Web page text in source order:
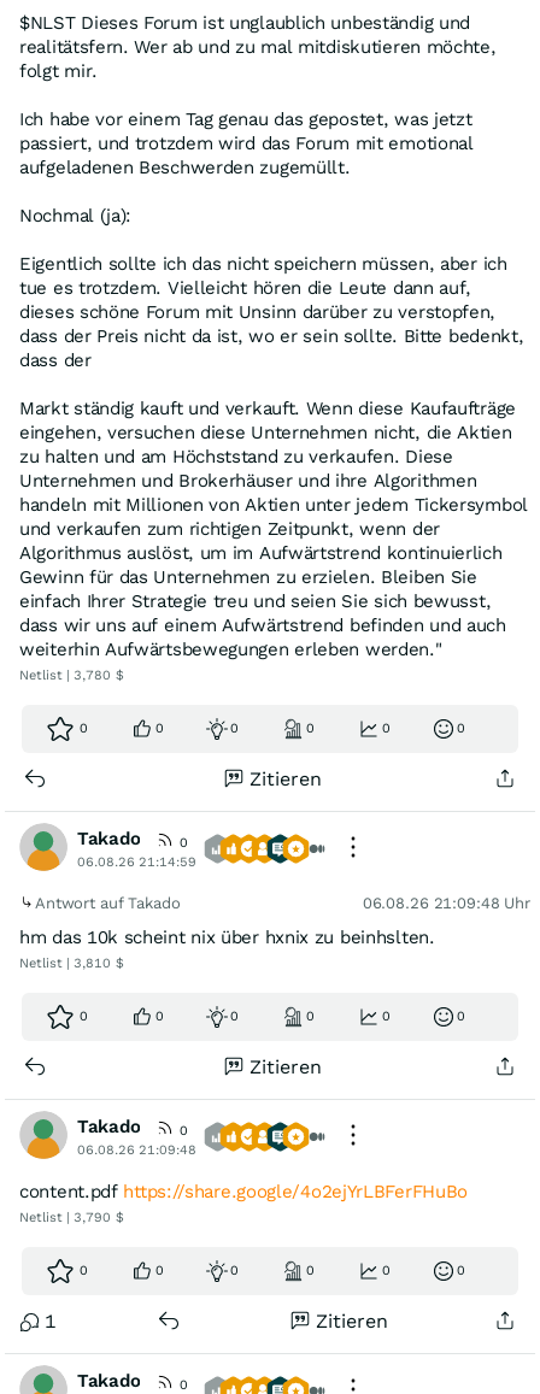
$NLST Dieses Forum ist unglaublich unbeständig und
realitätsfern. Wer ab und zu mal mitdiskutieren möchte,
folgt mir.
Ich habe vor einem Tag genau das gepostet, was jetzt
passiert, und trotzdem wird das Forum mit emotional
aufgeladenen Beschwerden zugemüllt.
Nochmal (ja):
Eigentlich sollte ich das nicht speichern müssen, aber ich
tue es trotzdem. Vielleicht hören die Leute dann auf,
dieses schöne Forum mit Unsinn darüber zu verstopfen,
dass der Preis nicht da ist, wo er sein sollte. Bitte bedenkt,
dass der
Markt ständig kauft und verkauft. Wenn diese Kaufaufträge
eingehen, versuchen diese Unternehmen nicht, die Aktien
zu halten und am Höchststand zu verkaufen. Diese
Unternehmen und Brokerhäuser und ihre Algorithmen
handeln mit Millionen von Aktien unter jedem Tickersymbol
und verkaufen zum richtigen Zeitpunkt, wenn der
Algorithmus auslöst, um im Aufwärtstrend kontinuierlich
Gewinn für das Unternehmen zu erzielen. Bleiben Sie
einfach Ihrer Strategie treu und seien Sie sich bewusst,
dass wir uns auf einem Aufwärtstrend befinden und auch
weiterhin Aufwärtsbewegungen erleben werden."
Netlist | 3,780 $
0 0 0 0 0 0
Zitieren
Takado
0
06.08.26 21:14:59
Antwort auf Takado 06.08.26 21:09:48 Uhr
hm das 10k scheint nix über hxnix zu beinhslten.
Netlist | 3,810 $
0 0 0 0 0 0
Zitieren
Takado
0
06.08.26 21:09:48
content.pdf https://share.google/4o2ejYrLBFerFHuBo
Netlist | 3,790 $
0 0 0 0 0 0
1 Zitieren
Takado
0